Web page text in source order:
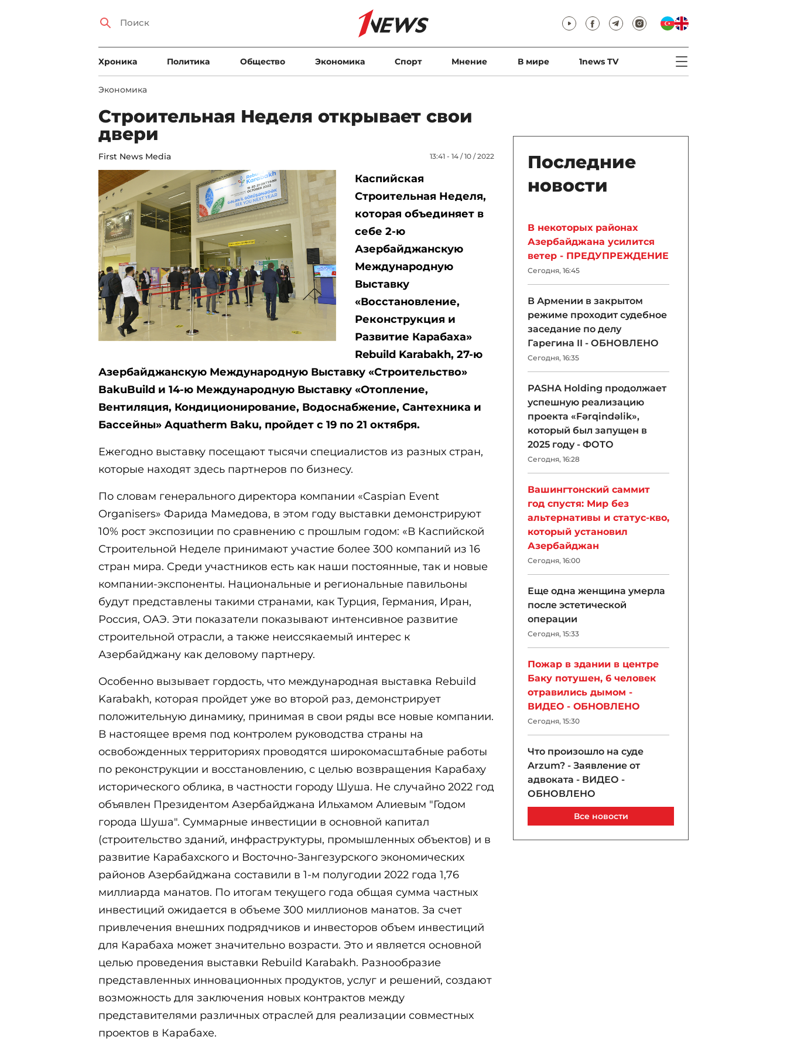
Xроника Политика Общество Экономика Спорт Мнение В мире 1news TV
Экономика
Строительная Неделя открывает свои
двери
First News Media 13:41 - 14 / 10 / 2022
Каспийская
Строительная Неделя,
которая объединяет в
себе 2-ю
Азербайджанскую
Международную
Выставку
«Восстановление,
Реконструкция и
Развитие Карабаха»
Rebuild Karabakh, 27-ю
Азербайджанскую Международную Выставку «Строительство»
BakuBuild и 14-ю Международную Выставку «Отопление,
Вентиляция, Кондиционирование, Водоснабжение, Сантехника и
Бассейны» Aquatherm Baku, пройдет с 19 по 21 октября.
Ежегодно выставку посещают тысячи специалистов из разных стран,
которые находят здесь партнеров по бизнесу.
По словам генерального директора компании «Caspian Event
Organisers» Фарида Мамедова, в этом году выставки демонстрируют
10% рост экспозиции по сравнению с прошлым годом: «В Каспийской
Строительной Неделе принимают участие более 300 компаний из 16
стран мира. Среди участников есть как наши постоянные, так и новые
компании-экспоненты. Национальные и региональные павильоны
будут представлены такими странами, как Турция, Германия, Иран,
Россия, OAЭ. Эти показатели показывают интенсивное развитие
строительной отрасли, а также неиссякаемый интерес к
Азербайджану как деловому партнеру.
Особенно вызывает гордость, что международная выставка Rebuild
Karabakh, которая пройдет уже во второй раз, демонстрирует
положительную динамику, принимая в свои ряды все новые компании.
В настоящее время под контролем руководства страны на
освобожденных территориях проводятся широкомасштабные работы
по реконструкции и восстановлению, с целью возвращения Карабаху
исторического облика, в частности городу Шуша. Не случайно 2022 год
объявлен Президентом Азербайджана Ильхамом Алиевым "Годом
города Шуша". Суммарные инвестиции в основной капитал
(строительство зданий, инфраструктуры, промышленных объектов) и в
развитие Карабахского и Восточно-Зангезурского экономических
районов Азербайджана составили в 1-м полугодии 2022 года 1,76
миллиарда манатов. По итогам текущего года общая сумма частных
инвестиций ожидается в объеме 300 миллионов манатов. За счет
привлечения внешних подрядчиков и инвесторов объем инвестиций
для Карабаха может значительно возрасти. Это и является основной
целью проведения выставки Rebuild Karabakh. Разнообразие
представленных инновационных продуктов, услуг и решений, создают
возможность для заключения новых контрактов между
представителями различных отраслей для реализации совместных
проектов в Карабахе.
Последние
новости
В некоторых районах
Азербайджана усилится
ветер - ПРЕДУПРЕЖДЕНИЕ
Сегодня, 16:45
В Армении в закрытом
режиме проходит судебное
заседание по делу
Гарегина II - ОБНОВЛЕНО
Сегодня, 16:35
PASHA Holding продолжает
успешную реализацию
проекта «Fərqindəlik»,
который был запущен в
2025 году - ФОТО
Сегодня, 16:28
Вашингтонский саммит
год спустя: Мир без
альтернативы и статус-кво,
который установил
Азербайджан
Сегодня, 16:00
Еще одна женщина умерла
после эстетической
операции
Сегодня, 15:33
Пожар в здании в центре
Баку потушен, 6 человек
отравились дымом -
ВИДЕО - ОБНОВЛЕНО
Сегодня, 15:30
Что произошло на суде
Arzum? - Заявление от
адвоката - ВИДЕО -
ОБНОВЛЕНО
Сегодня, 15:22
Саудовская Аравия, Турция
Все новости